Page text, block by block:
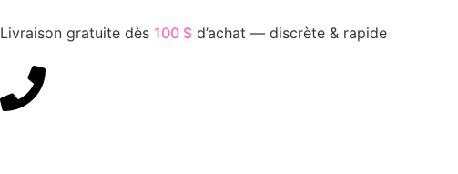
Livraison gratuite dès 100 $ d’achat — discrète & rapide